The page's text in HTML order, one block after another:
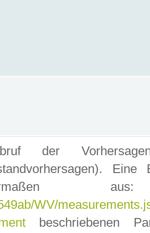
der
WV/
beschriebenen